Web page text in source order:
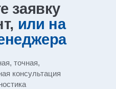
заявку
или на
точная,
консультация